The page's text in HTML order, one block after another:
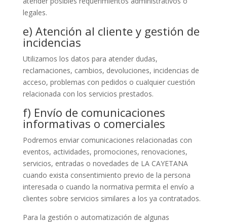
legales.
e) Atención al cliente y gestión de
incidencias
Utilizamos los datos para atender dudas,
reclamaciones, cambios, devoluciones, incidencias de
acceso, problemas con pedidos o cualquier cuestión
relacionada con los servicios prestados.
f) Envío de comunicaciones
informativas o comerciales
Podremos enviar comunicaciones relacionadas con
eventos, actividades, promociones, renovaciones,
servicios, entradas o novedades de LA CAYETANA
cuando exista consentimiento previo de la persona
interesada o cuando la normativa permita el envío a
clientes sobre servicios similares a los ya contratados.
Para la gestión o automatización de algunas